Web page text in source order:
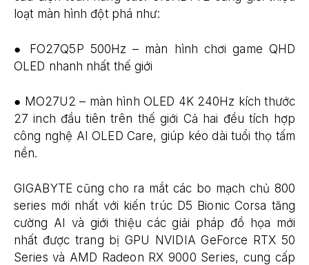
loạt màn hình đột phá như:
● FO27Q5P 500Hz – màn hình chơi game QHD
OLED nhanh nhất thế giới
● MO27U2 – màn hình OLED 4K 240Hz kích thước
27 inch đầu tiên trên thế giới Cả hai đều tích hợp
công nghệ AI OLED Care, giúp kéo dài tuổi thọ tấm
nền.
GIGABYTE cũng cho ra mắt các bo mạch chủ 800
series mới nhất với kiến trúc D5 Bionic Corsa tăng
cường AI và giới thiệu các giải pháp đồ họa mới
nhất được trang bị GPU NVIDIA GeForce RTX 50
Series và AMD Radeon RX 9000 Series, cung cấp